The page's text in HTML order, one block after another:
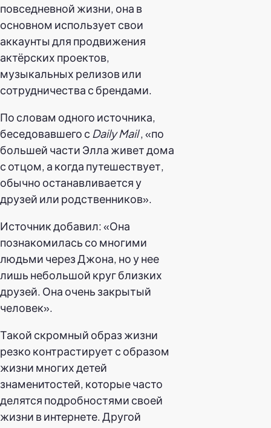
повседневной жизни, она в
основном использует свои
аккаунты для продвижения
актёрских проектов,
музыкальных релизов или
сотрудничества с брендами.
По словам одного источника,
беседовавшего с Daily Mail, «по
большей части Элла живет дома
с отцом, а когда путешествует,
обычно останавливается у
друзей или родственников».
Источник добавил: «Она
познакомилась со многими
людьми через Джона, но у нее
лишь небольшой круг близких
друзей. Она очень закрытый
человек».
Такой скромный образ жизни
резко контрастирует с образом
жизни многих детей
знаменитостей, которые часто
делятся подробностями своей
жизни в интернете. Другой